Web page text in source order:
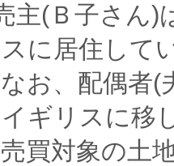
主(Ｂ子さん)
スに居住して
お、配偶者(
ギリスに移
買対象の土